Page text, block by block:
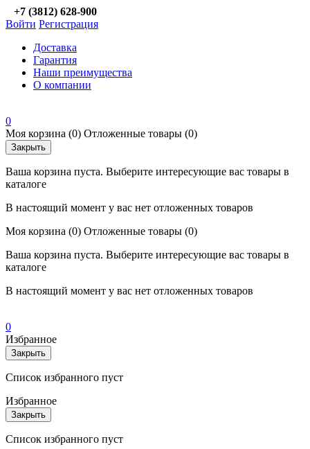
+7 (3812) 628-900
Войти Регистрация
Доставка
Гарантия
Наши преимущества
О компании
0
Моя корзина (0) Отложенные товары (0)
Закрыть
Ваша корзина пуста. Выберите интересующие вас товары в
каталоге
В настоящий момент у вас нет отложенных товаров
Моя корзина (0) Отложенные товары (0)
Ваша корзина пуста. Выберите интересующие вас товары в
каталоге
В настоящий момент у вас нет отложенных товаров
0
Избранное
Закрыть
Список избранного пуст
Избранное
Закрыть
Список избранного пуст